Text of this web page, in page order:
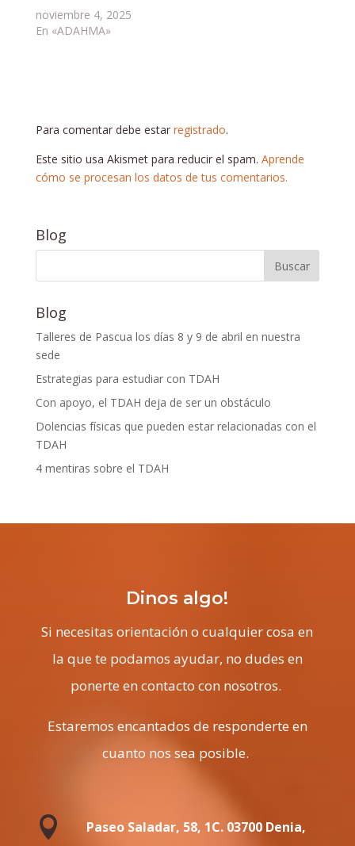
noviembre 4, 2025
En «ADAHMA»
Para comentar debe estar registrado.
Este sitio usa Akismet para reducir el spam. Aprende
cómo se procesan los datos de tus comentarios.
Blog
Blog
Talleres de Pascua los días 8 y 9 de abril en nuestra
sede
Estrategias para estudiar con TDAH
Con apoyo, el TDAH deja de ser un obstáculo
Dolencias físicas que pueden estar relacionadas con el
TDAH
4 mentiras sobre el TDAH
Dinos algo!
Si necesitas orientación o cualquier cosa en
la que te podamos ayudar, no dudes en
ponerte en contacto con nosotros.
Estaremos encantados de responderte en
cuanto nos sea posible.

Paseo Saladar, 58, 1C. 03700 Denia,